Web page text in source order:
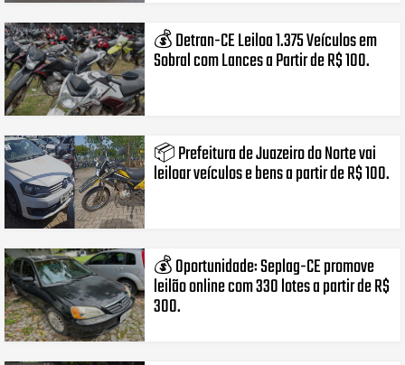
💰 Detran-CE Leiloa 1.375 Veículos em
Sobral com Lances a Partir de R$ 100.
📦 Prefeitura de Juazeiro do Norte vai
leiloar veículos e bens a partir de R$ 100.
💰 Oportunidade: Seplag-CE promove
leilão online com 330 lotes a partir de R$
300.